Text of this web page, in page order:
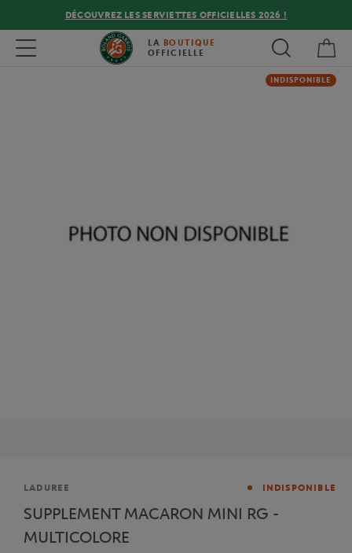
DÉCOUVREZ LES SERVIETTES OFFICIELLES 2026 !
Toggle navigation LA BOUTIQUE
OFFICIELLE
INDISPONIBLE
Marque
LADUREE INDISPONIBLE
SUPPLEMENT MACARON MINI RG -
MULTICOLORE